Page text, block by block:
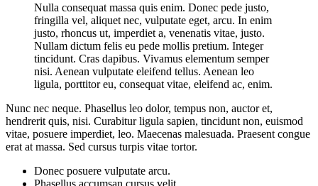
Nulla consequat massa quis enim. Donec pede justo,
fringilla vel, aliquet nec, vulputate eget, arcu. In enim
justo, rhoncus ut, imperdiet a, venenatis vitae, justo.
Nullam dictum felis eu pede mollis pretium. Integer
tincidunt. Cras dapibus. Vivamus elementum semper
nisi. Aenean vulputate eleifend tellus. Aenean leo
ligula, porttitor eu, consequat vitae, eleifend ac, enim.
Nunc nec neque. Phasellus leo dolor, tempus non, auctor et,
hendrerit quis, nisi. Curabitur ligula sapien, tincidunt non, euismod
vitae, posuere imperdiet, leo. Maecenas malesuada. Praesent congue
erat at massa. Sed cursus turpis vitae tortor.
Donec posuere vulputate arcu.
Phasellus accumsan cursus velit.